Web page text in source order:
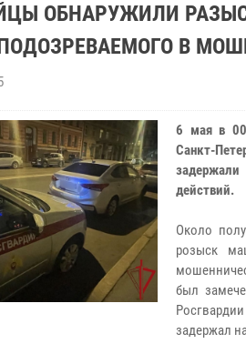
ОБНАРУЖИЛИ
В
6 мая в
Санкт-
задержали
действий.
Около
розыск
был
задержал